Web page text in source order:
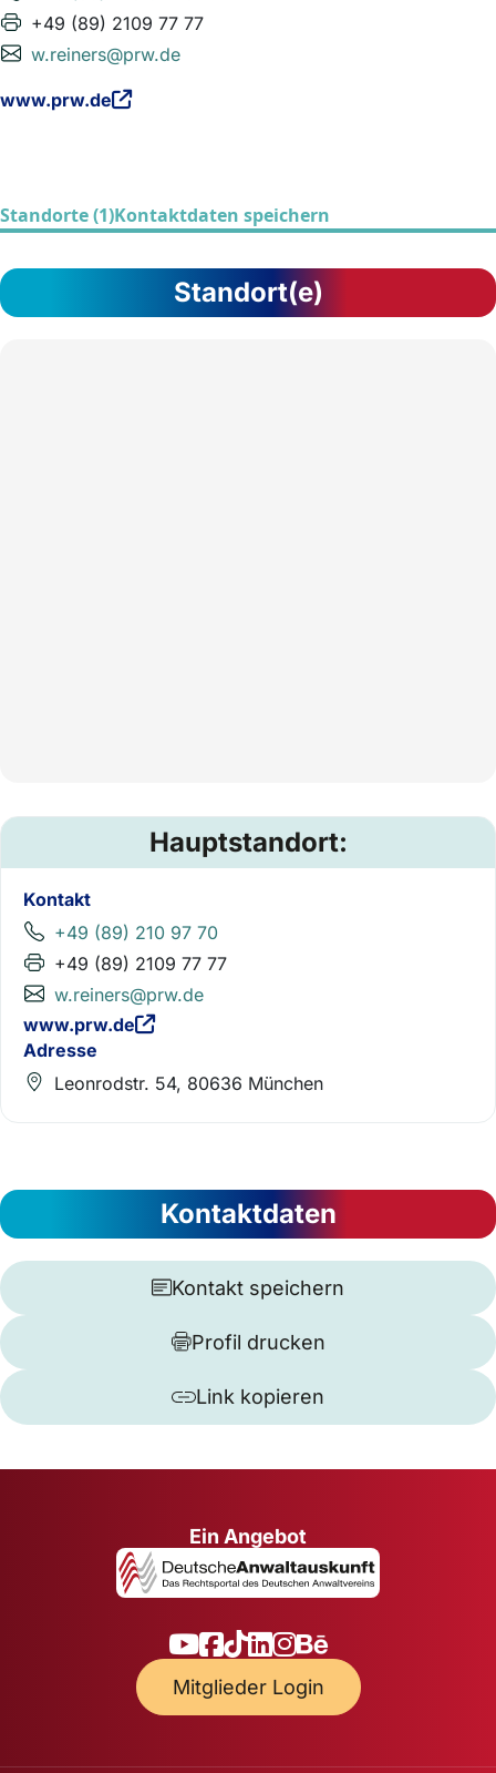
+49 (89) 2109 77 77
w.reiners@prw.de
www.prw.de
Standorte (1)Kontaktdaten speichern
Standort(e)
Hauptstandort:
Kontakt
+49 (89) 210 97 70
+49 (89) 2109 77 77
w.reiners@prw.de
www.prw.de
Adresse
Leonrodstr. 54, 80636 München
Kontaktdaten
Kontakt speichern
Profil drucken
Link kopieren
Ein Angebot
Mitglieder Login